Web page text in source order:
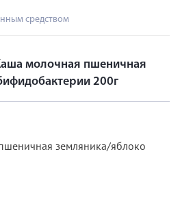
средством
молочная пшеничная
200г
земляника/яблоко